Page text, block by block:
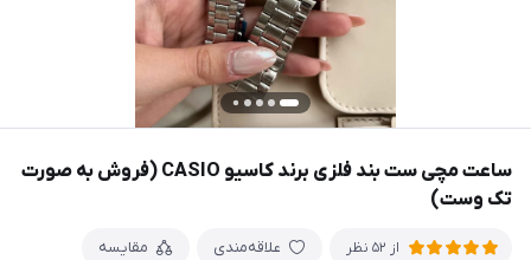
ساعت مچی ست بند فلزی برند کاسیو CASIO (فروش به صورت
تک وست)
از 52 نظر علاقه‌مندی مقایسه